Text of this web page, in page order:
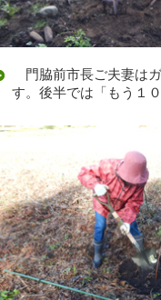
門脇前市長ご夫妻は
す。後半では「もう１